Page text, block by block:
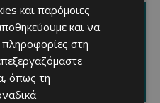
και παρόμοιες
και να
στη
όπως τη